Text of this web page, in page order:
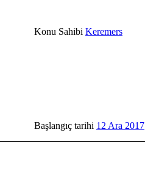
Konu Sahibi Keremers
Başlangıç tarihi 12 Ara 2017